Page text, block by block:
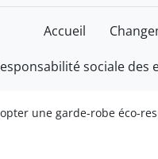
Accueil
sociale des
une garde-robe éco-